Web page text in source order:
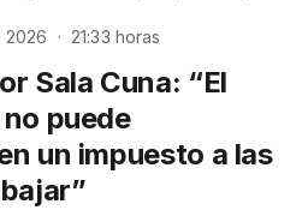
· 21:33 horas
Sala Cuna: “El
puede
un impuesto a las